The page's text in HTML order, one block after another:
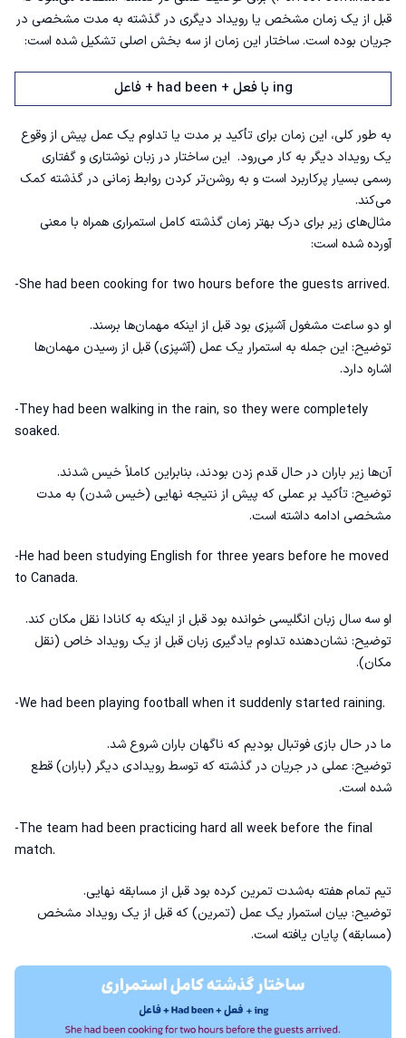
قبل از یک زمان مشخص یا رویداد دیگری در گذشته به مدت مشخصی در
جریان بوده است. ساختار این زمان از سه بخش اصلی تشکیل شده است:
فاعل + had been + با فعل ing
به‌ طور کلی، این زمان برای تأکید بر مدت یا تداوم یک عمل پیش از وقوع
یک رویداد دیگر به کار می‌رود. این ساختار در زبان نوشتاری و گفتاری
رسمی بسیار پرکاربرد است و به روشن‌تر کردن روابط زمانی در گذشته کمک
می‌کند.
مثال‌های زیر برای درک بهتر زمان گذشته کامل استمراری همراه با معنی
آورده شده است:
-She had been cooking for two hours before the guests arrived.
او دو ساعت مشغول آشپزی بود قبل از اینکه مهمان‌ها برسند.
توضیح: این جمله به استمرار یک عمل (آشپزی) قبل از رسیدن مهمان‌ها
اشاره دارد.
-They had been walking in the rain, so they were completely
soaked.
آن‌ها زیر باران در حال قدم زدن بودند، بنابراین کاملاً خیس شدند.
توضیح: تأکید بر عملی که پیش از نتیجه نهایی (خیس شدن) به مدت
مشخصی ادامه داشته است.
-He had been studying English for three years before he moved
to Canada.
او سه سال زبان انگلیسی خوانده بود قبل از اینکه به کانادا نقل مکان کند.
توضیح: نشان‌دهنده تداوم یادگیری زبان قبل از یک رویداد خاص (نقل
مکان).
-We had been playing football when it suddenly started raining.
ما در حال بازی فوتبال بودیم که ناگهان باران شروع شد.
توضیح: عملی در جریان در گذشته که توسط رویدادی دیگر (باران) قطع
شده است.
-The team had been practicing hard all week before the final
match.
تیم تمام هفته به‌شدت تمرین کرده بود قبل از مسابقه نهایی.
توضیح: بیان استمرار یک عمل (تمرین) که قبل از یک رویداد مشخص
(مسابقه) پایان یافته است.